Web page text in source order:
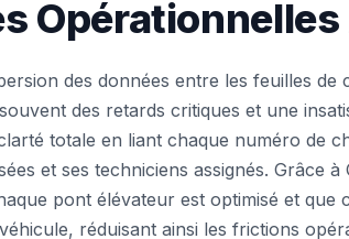
des données entre les feuilles de
des retards critiques et une
totale en liant chaque numéro de
et ses techniciens assignés. Grâce à
pont élévateur est optimisé et que
réduisant ainsi les frictions